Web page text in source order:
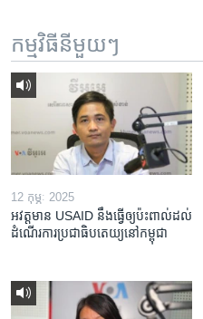
កម្មវិធី​នីមួយៗ
12 កុម្ភៈ 2025
អវត្តមាន USAID នឹងធ្វើឲ្យប៉ះពាល់ដល់
ដំណើរការប្រជាធិបតេយ្យនៅកម្ពុជា